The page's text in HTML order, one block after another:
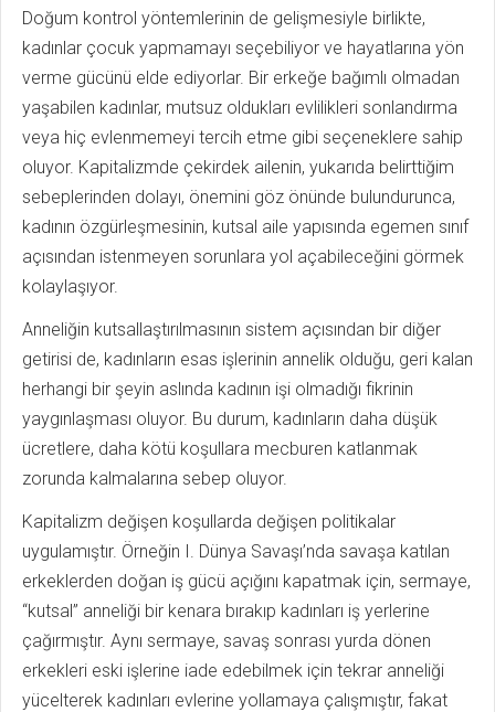
Doğum kontrol yöntemlerinin de gelişmesiyle birlikte,
kadınlar çocuk yapmamayı seçebiliyor ve hayatlarına yön
verme gücünü elde ediyorlar. Bir erkeğe bağımlı olmadan
yaşabilen kadınlar, mutsuz oldukları evlilikleri sonlandırma
veya hiç evlenmemeyi tercih etme gibi seçeneklere sahip
oluyor. Kapitalizmde çekirdek ailenin, yukarıda belirttiğim
sebeplerinden dolayı, önemini göz önünde bulundurunca,
kadının özgürleşmesinin, kutsal aile yapısında egemen sınıf
açısından istenmeyen sorunlara yol açabileceğini görmek
kolaylaşıyor.
Anneliğin kutsallaştırılmasının sistem açısından bir diğer
getirisi de, kadınların esas işlerinin annelik olduğu, geri kalan
herhangi bir şeyin aslında kadının işi olmadığı fikrinin
yaygınlaşması oluyor. Bu durum, kadınların daha düşük
ücretlere, daha kötü koşullara mecburen katlanmak
zorunda kalmalarına sebep oluyor.
Kapitalizm değişen koşullarda değişen politikalar
uygulamıştır. Örneğin I. Dünya Savaşı’nda savaşa katılan
erkeklerden doğan iş gücü açığını kapatmak için, sermaye,
“kutsal” anneliği bir kenara bırakıp kadınları iş yerlerine
çağırmıştır. Aynı sermaye, savaş sonrası yurda dönen
erkekleri eski işlerine iade edebilmek için tekrar anneliği
yücelterek kadınları evlerine yollamaya çalışmıştır, fakat